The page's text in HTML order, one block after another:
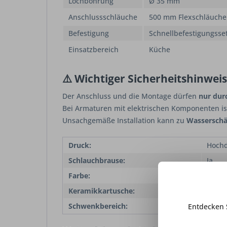
Anschlussschläuche
500 mm Flexschläuche
Befestigung
Einsatzbereich
Küche
⚠️ Wichtiger Sicherheitshinweis
Der Anschluss und die Montage dürfen nur
Bei Armaturen mit elektrischen Komponenten
Unsachgemäße Installation kann zu
Druck:
Schlauchbrause:
Ja
Farbe:
Keramikkartusche:
Schwenkbereich:
360°
Entdecken